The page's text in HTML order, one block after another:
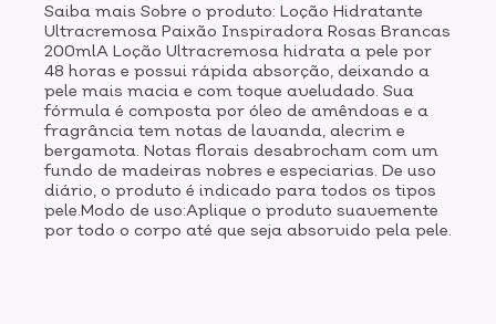
Saiba mais Sobre o produto: Loção Hidratante
Ultracremosa Paixão Inspiradora Rosas Brancas
200mlA Loção Ultracremosa hidrata a pele por
48 horas e possui rápida absorção, deixando a
pele mais macia e com toque aveludado. Sua
fórmula é composta por óleo de amêndoas e a
fragrância tem notas de lavanda, alecrim e
bergamota. Notas florais desabrocham com um
fundo de madeiras nobres e especiarias. De uso
diário, o produto é indicado para todos os tipos
pele.Modo de uso:Aplique o produto suavemente
por todo o corpo até que seja absorvido pela pele.